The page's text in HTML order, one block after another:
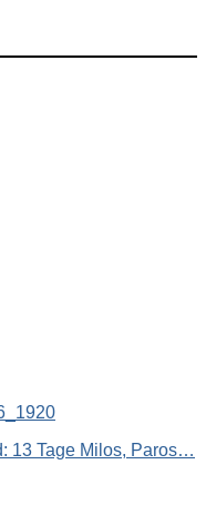
13 Tage Milos, Paros…